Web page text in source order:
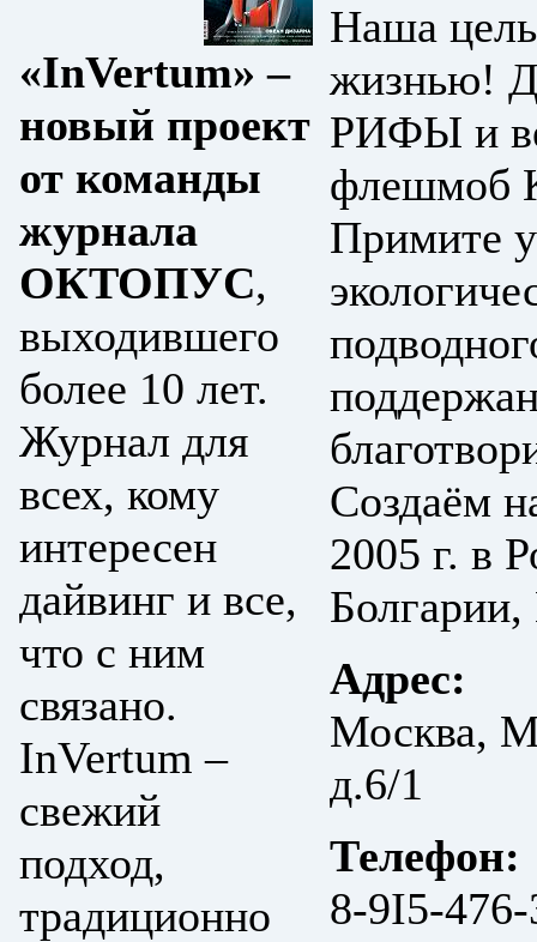
«InVertum» –
новый проект
от команды
журнала
ОКТОПУС,
выходившего
более 10 лет.
Журнал для
всех, кому
интересен
дайвинг и все,
что с ним
связано.
InVertum –
свежий
подход,
традиционно
Наша
жизнью!
РИФЫ и
Примите
Создаём
2005 г. в
Болгарии,
Адрес:
Москва,
д.6/1
Телефон:
8-9I5-